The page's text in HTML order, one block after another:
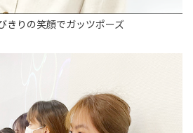
きりの笑顔でガッツポーズ